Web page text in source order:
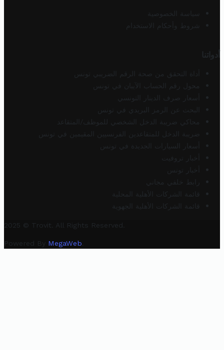
سياسة الخصوصية
شروط وأحكام الاستخدام
أدواتنا
أداة التحقق من صحة الرقم الضريبي تونس
محول رقم الحساب الآيبان في تونس
أسعار صرف الدينار التونسي
البحث عن الرمز البريدي في تونس
محاكي ضريبة الدخل الشخصي للموظف/المتقاعد
ضريبة الدخل للمتقاعدين الفرنسيين المقيمين في تونس
أسعار السيارات الجديدة في تونس
أخبار تروفيت
أخبار تونس
رابط خلفي مجاني
قائمة الشركات الأهلية المحلية
قائمة الشركات الأهلية الجهوية
2025 © Trovit. All Rights Reserved.
Powered By MegaWeb